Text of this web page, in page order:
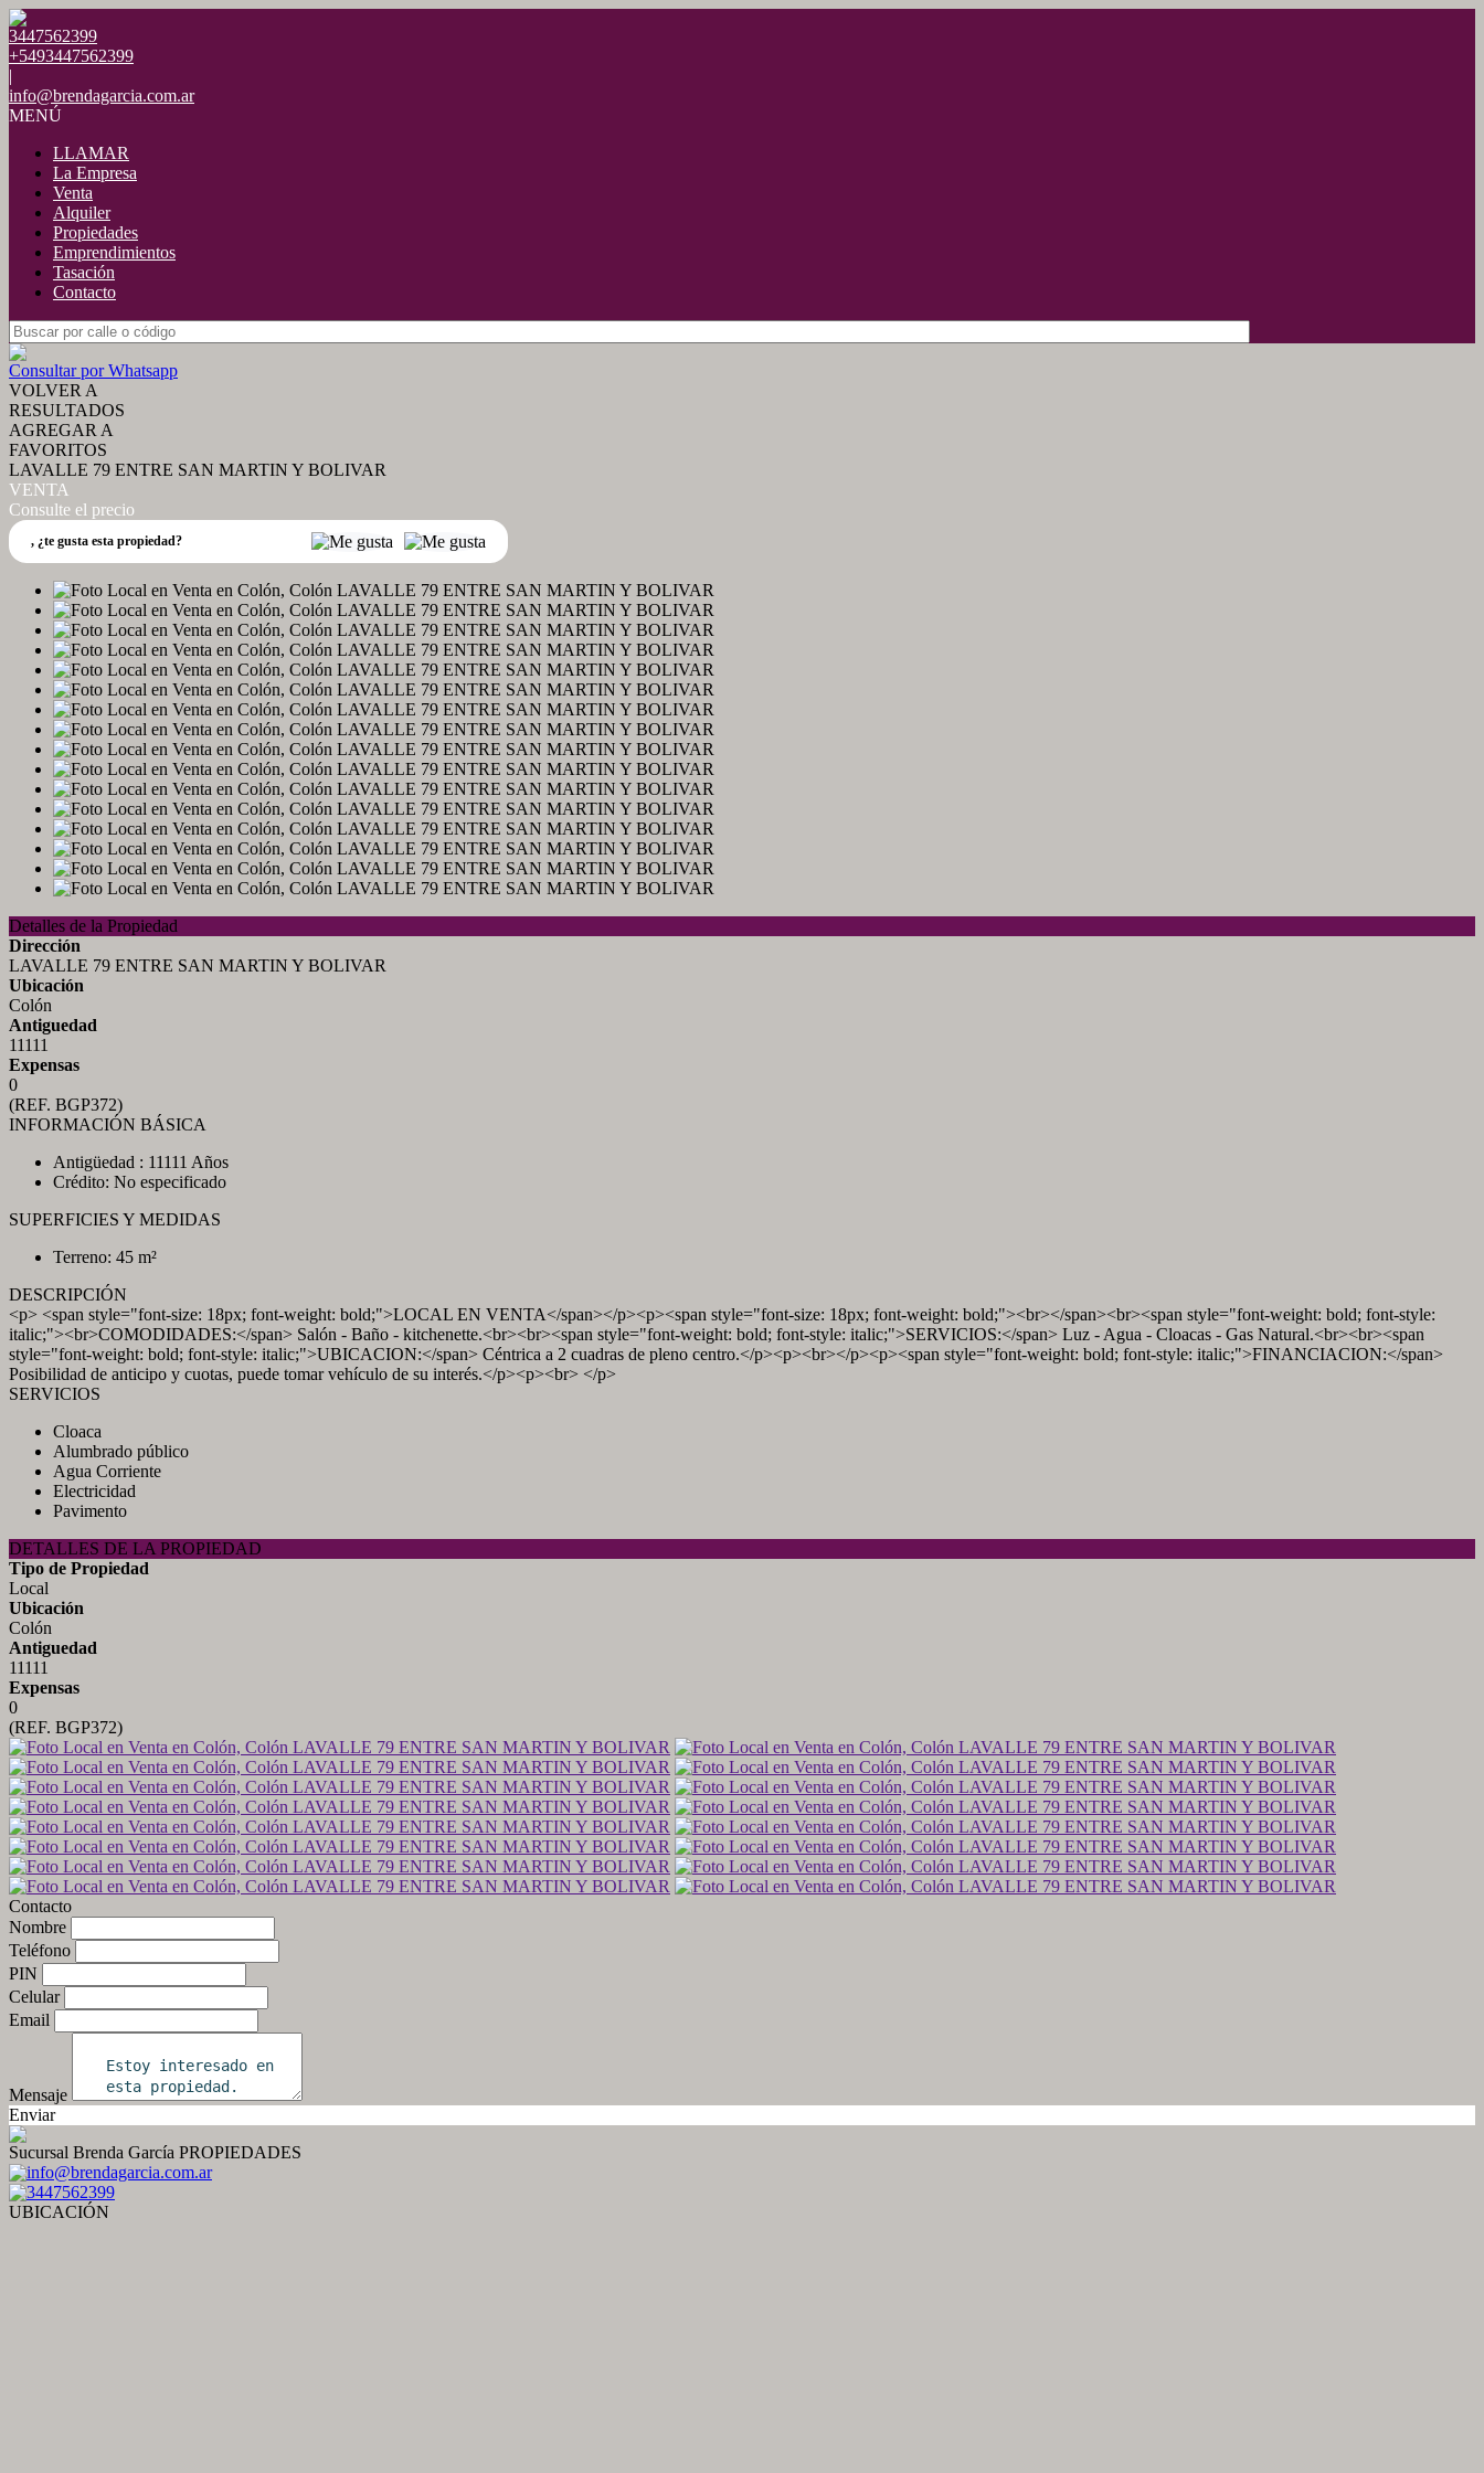
3447562399
+5493447562399
|
info@brendagarcia.com.ar
MENÚ
LLAMAR
La Empresa
Venta
Alquiler
Propiedades
Emprendimientos
Tasación
Contacto
Consultar por Whatsapp
VOLVER A
RESULTADOS
AGREGAR A
FAVORITOS
LAVALLE 79 ENTRE SAN MARTIN Y BOLIVAR
VENTA
Consulte el precio
, ¿te gusta esta propiedad?
Detalles de la Propiedad
Dirección
LAVALLE 79 ENTRE SAN MARTIN Y BOLIVAR
Ubicación
Colón
Antiguedad
11111
Expensas
0
(REF. BGP372)
INFORMACIÓN BÁSICA
Antigüedad : 11111 Años
Crédito: No especificado
SUPERFICIES Y MEDIDAS
Terreno: 45 m²
DESCRIPCIÓN
<p> <span style="font-size: 18px; font-weight: bold;">LOCAL EN VENTA</span></p><p><span style="font-size: 18px; font-weight: bold;"><br></span><br><span style="font-weight: bold; font-style:
italic;"><br>COMODIDADES:</span> Salón - Baño - kitchenette.<br><br><span style="font-weight: bold; font-style: italic;">SERVICIOS:</span> Luz - Agua - Cloacas - Gas Natural.<br><br><span
style="font-weight: bold; font-style: italic;">UBICACION:</span> Céntrica a 2 cuadras de pleno centro.</p><p><br></p><p><span style="font-weight: bold; font-style: italic;">FINANCIACION:</span>
Posibilidad de anticipo y cuotas, puede tomar vehículo de su interés.</p><p><br> </p>
SERVICIOS
Cloaca
Alumbrado público
Agua Corriente
Electricidad
Pavimento
DETALLES DE LA PROPIEDAD
Tipo de Propiedad
Local
Ubicación
Colón
Antiguedad
11111
Expensas
0
(REF. BGP372)
Contacto
Nombre
Teléfono
PIN
Celular
Email
Mensaje
Enviar
Sucursal Brenda García PROPIEDADES
info@brendagarcia.com.ar
3447562399
UBICACIÓN